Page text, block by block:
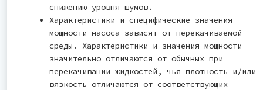
снижению уровня шумов.
Характеристики и специфические значения
мощности насоса зависят от перекачиваемой
среды. Характеристики и значения мощности
значительно отличаются от обычных при
перекачивании жидкостей, чья плотность и/или
вязкость отличаются от соответствующих